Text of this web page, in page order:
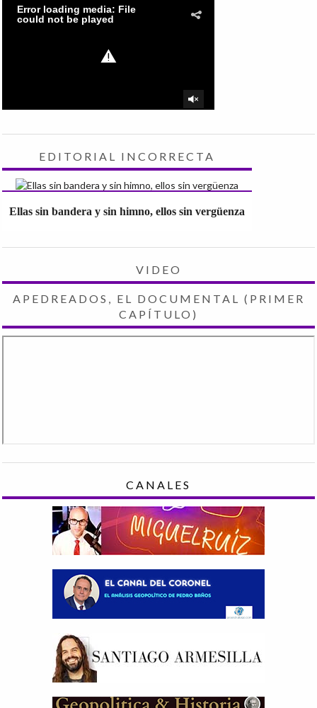
EDITORIAL INCORRECTA
Ellas sin bandera y sin himno, ellos sin vergüenza
VIDEO
APEDREADOS, EL DOCUMENTAL (PRIMER
CAPÍTULO)
CANALES